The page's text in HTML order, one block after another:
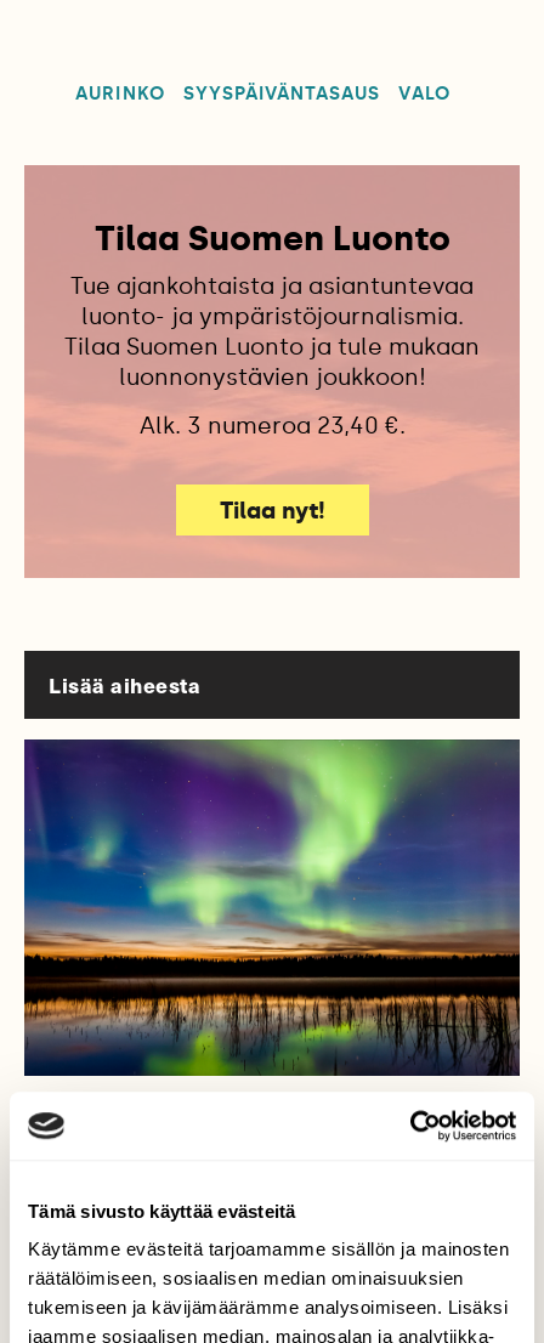
Tämä sivusto käyttää evästeitä
Käytämme evästeitä tarjoamamme sisällön ja mainosten
räätälöimiseen, sosiaalisen median ominaisuuksien
tukemiseen ja kävijämäärämme analysoimiseen. Lisäksi
jaamme sosiaalisen median, mainosalan ja analytiikka-
AURINKO SYYSPÄIVÄNTASAUS VALO
Tilaa Suomen Luonto
Tue ajankohtaista ja asiantuntevaa
luonto- ja ympäristöjournalismia.
Tilaa Suomen Luonto ja tule mukaan
luonnonystävien joukkoon!
Alk. 3 numeroa 23,40 €.
Tilaa nyt!
Lisää aiheesta
Aurinko on aktiivinen, joten kannattaa tähyillä